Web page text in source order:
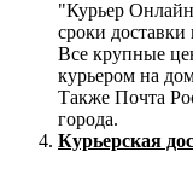
"Курьер
сроки доставки
Все крупные
курьером на
Также Почта
города.
Курьерская